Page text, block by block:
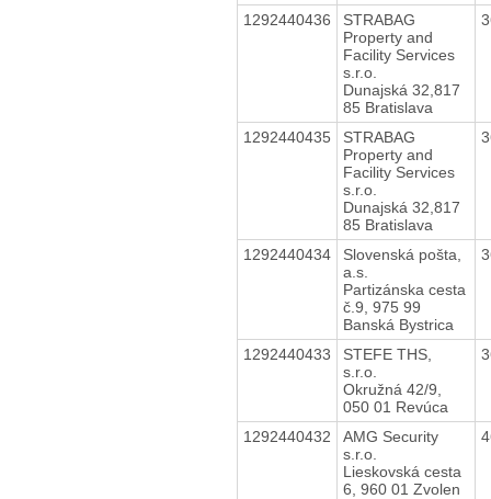
1292440436
STRABAG
Property and
Facility Services
s.r.o.
Dunajská 32,817
85 Bratislava
1292440435
STRABAG
Property and
Facility Services
s.r.o.
Dunajská 32,817
85 Bratislava
1292440434
Slovenská pošta,
a.s.
Partizánska cesta
č.9, 975 99
Banská Bystrica
1292440433
STEFE THS,
s.r.o.
Okružná 42/9,
050 01 Revúca
1292440432
AMG Security
s.r.o.
Lieskovská cesta
6, 960 01 Zvolen